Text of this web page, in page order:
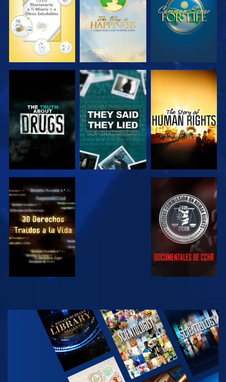
VE VE
VE VE
VE
EXPLORA LAS
SERIES